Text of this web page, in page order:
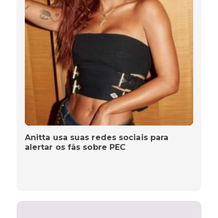
Anitta usa suas redes sociais para
alertar os fãs sobre PEC